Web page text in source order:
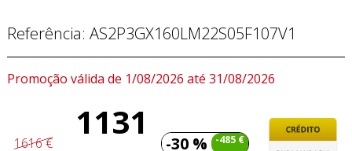
Referência: AS2P3GX160LM22S05F107V1
Promoção válida de 1/08/2026 até 31/08/2026
1616 €
1131
-30 % -485 €